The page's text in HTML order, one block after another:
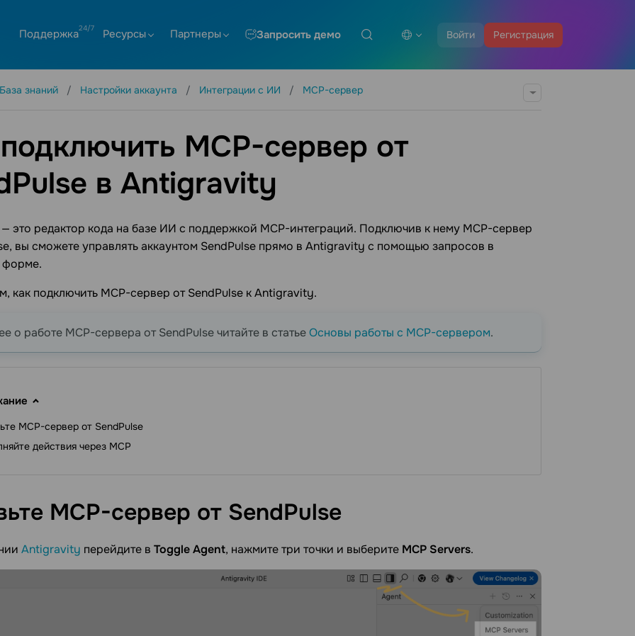
Войти Регистрация
Поддержка Ресурсы Партнеры Запросить демо
База знаний Настройки аккаунта Интеграции с ИИ MCP-сервер
MCP-сервер от
в Antigravity
это редактор кода на базе ИИ с поддержкой MCP-интеграций. Подключив к нему MCP-сервер
вы сможете управлять аккаунтом SendPulse прямо в Antigravity с помощью запросов в
форме.
как подключить MCP-сервер от SendPulse к Antigravity.
о работе MCP-сервера от SendPulse читайте в статьеОсновы работы с MCP-сервером.
MCP-сервер от SendPulse
действия через MCP
MCP-сервер от SendPulse
Antigravity перейдите в Toggle Agent, нажмите три точки и выберите MCP Servers.